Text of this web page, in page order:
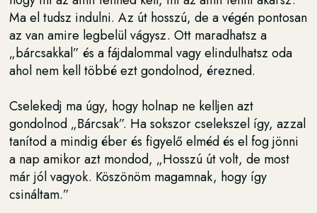
Ma el tudsz indulni. Az út hosszú, de a végén pontosan
az van amire legbelül vágysz. Ott maradhatsz a
„bárcsakkal” és a fájdalommal vagy elindulhatsz oda
ahol nem kell többé ezt gondolnod, érezned.
Cselekedj ma úgy, hogy holnap ne kelljen azt
gondolnod „Bárcsak”. Ha sokszor cselekszel így, azzal
tanítod a mindig éber és figyelő elméd és el fog jönni
a nap amikor azt mondod, „Hosszú út volt, de most
már jól vagyok. Köszönöm magamnak, hogy így
csináltam.”